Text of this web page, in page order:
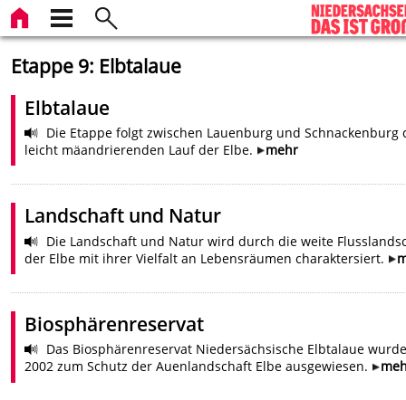
Etappe 9: Elbtalaue
Elbtalaue
Die Etappe folgt zwischen Lauenburg und Schnackenburg
leicht mäandrierenden Lauf der Elbe.
mehr
Landschaft und Natur
Die Landschaft und Natur wird durch die weite
der Elbe mit ihrer Vielfalt an Lebensräumen charaktersiert.
Biosphärenreservat
Das Biosphärenreservat Niedersächsische Elbtalaue wurde
2002 zum Schutz der Auenlandschaft Elbe ausgewiesen.